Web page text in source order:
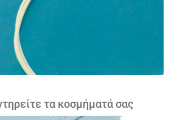
τα κοσμήματά σας